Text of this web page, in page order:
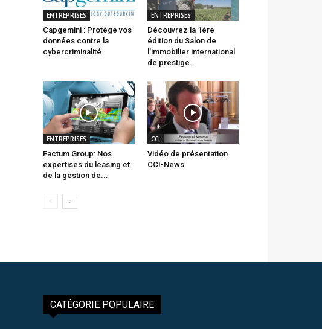
ENTREPRISES
Capgemini : Protège vos
données contre la
cybercriminalité
ENTREPRISES
Découvrez la 1ère
édition du Salon de
l’immobilier international
de prestige...
ENTREPRISES
Factum Group: Nos
expertises du leasing et
de la gestion de...
CCI
Vidéo de présentation
CCI-News
CATÉGORIE POPULAIRE